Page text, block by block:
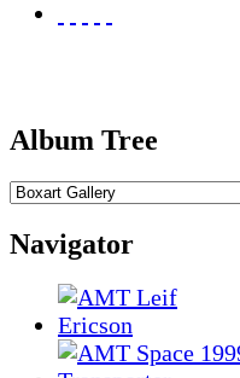
Album Tree
Navigator